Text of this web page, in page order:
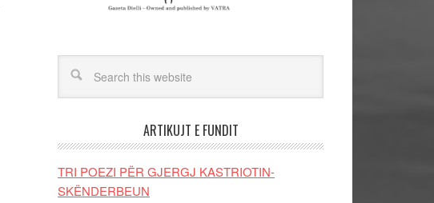
ARTIKUJT E FUNDIT
TRI POEZI PËR GJERGJ KASTRIOTIN-
SKËNDERBEUN